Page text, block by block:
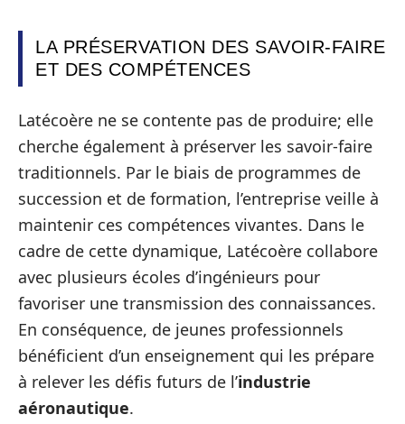
LA PRÉSERVATION DES SAVOIR-FAIRE
ET DES COMPÉTENCES
Latécoère ne se contente pas de produire; elle
cherche également à préserver les savoir-faire
traditionnels. Par le biais de programmes de
succession et de formation, l’entreprise veille à
maintenir ces compétences vivantes. Dans le
cadre de cette dynamique, Latécoère collabore
avec plusieurs écoles d’ingénieurs pour
favoriser une transmission des connaissances.
En conséquence, de jeunes professionnels
bénéficient d’un enseignement qui les prépare
à relever les défis futurs de l’industrie
aéronautique.